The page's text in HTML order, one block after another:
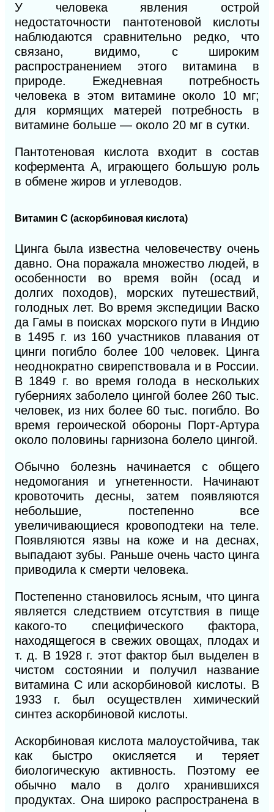
У человека явления острой
недостаточности пантотеновой кислоты
наблюдаются сравнительно редко, что
связано, видимо, с широким
распространением этого витамина в
природе. Ежедневная потребность
человека в этом витамине около 10 мг;
для кормящих матерей потребность в
витамине больше — около 20 мг в сутки.
Пантотеновая кислота входит в состав
кофермента А, играющего большую роль
в обмене жиров и углеводов.
Витамин С (аскорбиновая кислота)
Цинга была известна человечеству очень
давно. Она поражала множество людей, в
особенности во время войн (осад и
долгих походов), морских путешествий,
голодных лет. Во время экспедиции Васко
да Гамы в поисках морского пути в Индию
в 1495 г. из 160 участников плавания от
цинги погибло более 100 человек. Цинга
неоднократно свирепствовала и в России.
В 1849 г. во время голода в нескольких
губерниях заболело цингой более 260 тыс.
человек, из них более 60 тыс. погибло. Во
время героической обороны Порт-Артура
около половины гарнизона болело цингой.
Обычно болезнь начинается с общего
недомогания и угнетенности. Начинают
кровоточить десны, затем появляются
небольшие, постепенно все
увеличивающиеся кровоподтеки на теле.
Появляются язвы на коже и на деснах,
выпадают зубы. Раньше очень часто цинга
приводила к смерти человека.
Постепенно становилось ясным, что цинга
является следствием отсутствия в пище
какого-то специфического фактора,
находящегося в свежих овощах, плодах и
т. д. В 1928 г. этот фактор был выделен в
чистом состоянии и получил название
витамина С или аскорбиновой кислоты. В
1933 г. был осуществлен химический
синтез аскорбиновой кислоты.
Аскорбиновая кислота малоустойчива, так
как быстро окисляется и теряет
биологическую активность. Поэтому ее
обычно мало в долго хранившихся
продуктах. Она широко распространена в